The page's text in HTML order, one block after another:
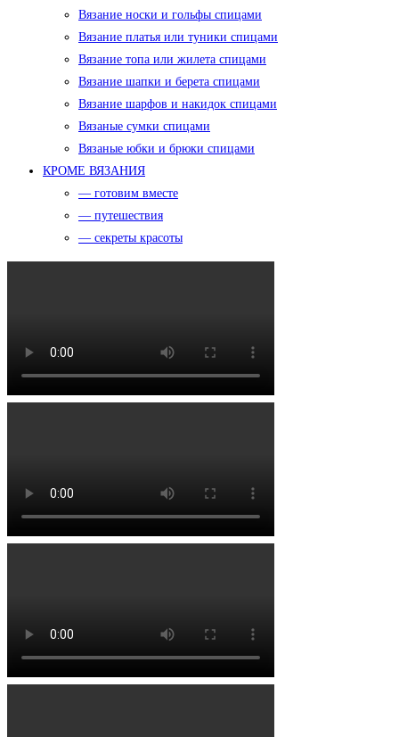
Вязание носки и гольфы спицами
Вязание платья или туники спицами
Вязание топа или жилета спицами
Вязание шапки и берета спицами
Вязание шарфов и накидок спицами
Вязаные сумки спицами
Вязаные юбки и брюки спицами
КРОМЕ ВЯЗАНИЯ
— готовим вместе
— путешествия
— секреты красоты